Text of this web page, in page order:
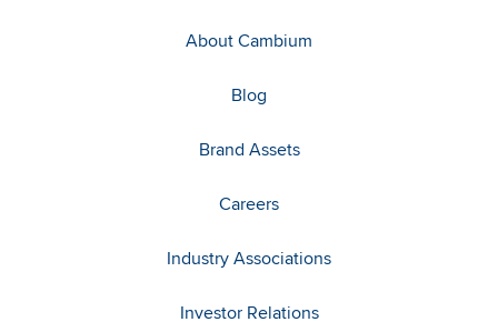
About Cambium
Blog
Brand Assets
Careers
Industry Associations
Investor Relations